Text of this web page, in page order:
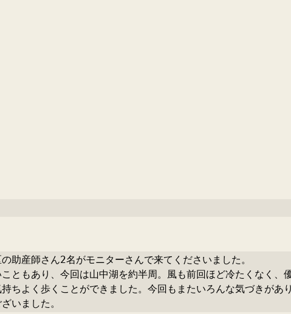
助産師さん2名がモニターさんで来てくださいました。
ともあり、今回は山中湖を約半周。風も前回ほど冷たくなく、
ちよく歩くことができました。今回もまたいろんな気づきがあり
いました。